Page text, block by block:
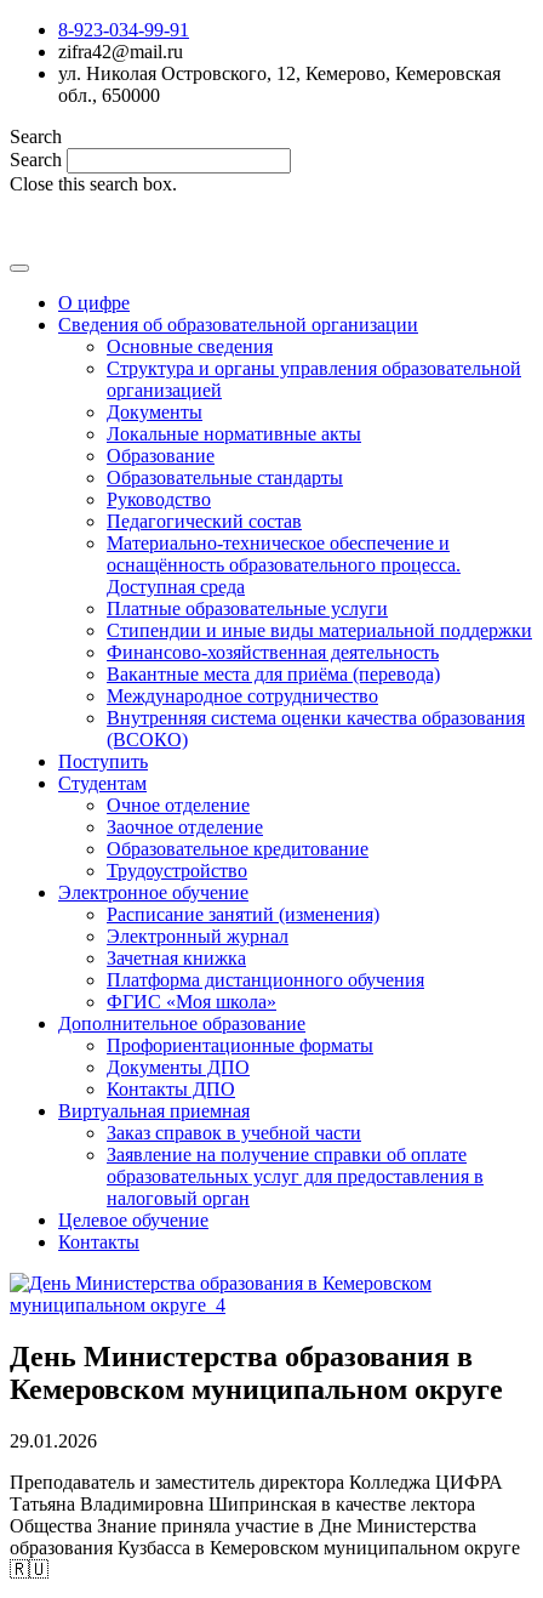
8-923-034-99-91
zifra42@mail.ru
ул. Николая Островского, 12, Кемерово, Кемеровская
обл., 650000
Search
Search
Close this search box.
О цифре
Сведения об образовательной организации
Основные сведения
Структура и органы управления образовательной
организацией
Документы
Локальные нормативные акты
Образование
Образовательные стандарты
Руководство
Педагогический состав
Материально-техническое обеспечение и
оснащённость образовательного процесса.
Доступная среда
Платные образовательные услуги
Стипендии и иные виды материальной поддержки
Финансово-хозяйственная деятельность
Вакантные места для приёма (перевода)
Международное сотрудничество
Внутренняя система оценки качества образования
(ВСОКО)
Поступить
Студентам
Очное отделение
Заочное отделение
Образовательное кредитование
Трудоустройство
Электронное обучение
Расписание занятий (изменения)
Электронный журнал
Зачетная книжка
Платформа дистанционного обучения
ФГИС «Моя школа»
Дополнительное образование
Профориентационные форматы
Документы ДПО
Контакты ДПО
Виртуальная приемная
Заказ справок в учебной части
Заявление на получение справки об оплате
образовательных услуг для предоставления в
налоговый орган
Целевое обучение
Контакты
День Министерства образования в
Кемеровском муниципальном округе
29.01.2026
Преподаватель и заместитель директора Колледжа ЦИФРА
Татьяна Владимировна Шипринская в качестве лектора
Общества Знание приняла участие в Дне Министерства
образования Кузбасса в Кемеровском муниципальном округе
🇷🇺